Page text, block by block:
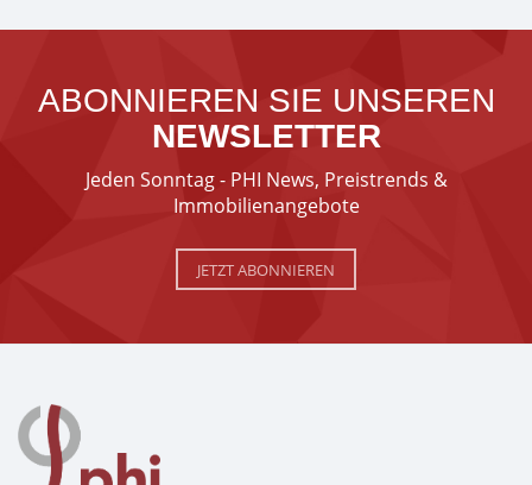
ABONNIEREN SIE UNSEREN
NEWSLETTER
Jeden Sonntag - PHI News, Preistrends &
Immobilienangebote
JETZT ABONNIEREN